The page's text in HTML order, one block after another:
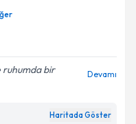
bir
Devamı
Haritada Göster